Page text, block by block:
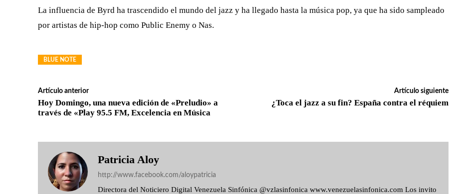
La influencia de Byrd ha trascendido el mundo del jazz y ha llegado hasta la música pop, ya que ha sido sampleado
por artistas de hip-hop como Public Enemy o Nas.
BLUE NOTE
Artículo anterior
Hoy Domingo, una nueva edición de «Preludio» a
través de «Play 95.5 FM, Excelencia en Música
Artículo siguiente
¿Toca el jazz a su fin? España contra el réquiem
Patricia Aloy
http://www.facebook.com/aloypatricia
Directora del Noticiero Digital Venezuela Sinfónica @vzlasinfonica www.venezuelasinfonica.com Los invito